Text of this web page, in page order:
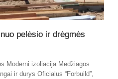
pelėsio ir drėgmės
Moderni izoliacija Medžiagos
ir durys Oficialus “Forbuild”,